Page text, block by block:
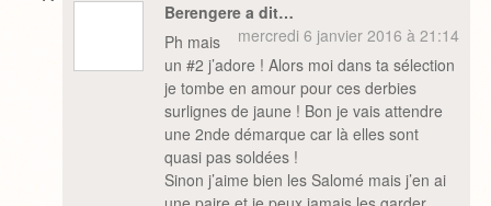
Berengere a dit…
mercredi 6 janvier 2016 à 21:14
Ph mais
un #2 j’adore ! Alors moi dans ta sélection
je tombe en amour pour ces derbies
surlignes de jaune ! Bon je vais attendre
une 2nde démarque car là elles sont
quasi pas soldées !
Sinon j’aime bien les Salomé mais j’en ai